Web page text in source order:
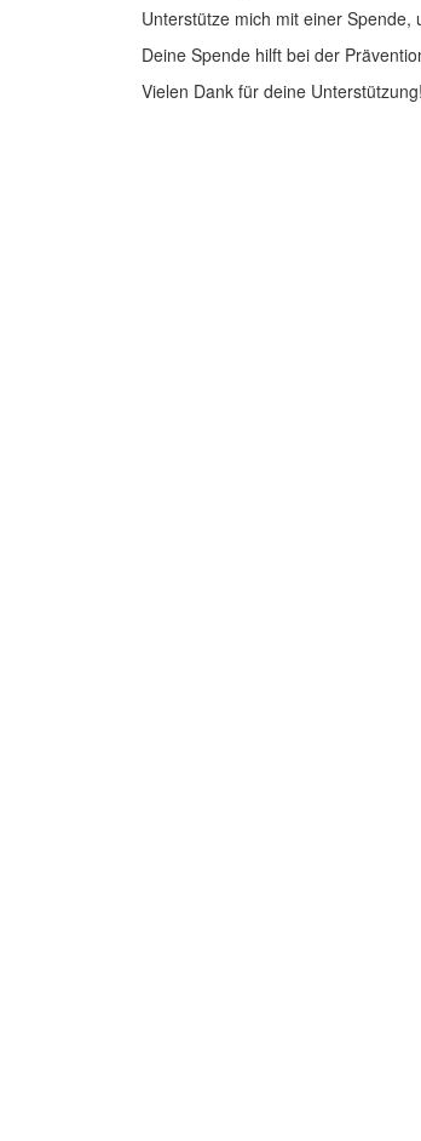
Unterstütze mich mit einer Spende,
Deine Spende hilft bei der
Vielen Dank für deine Unterstützung!